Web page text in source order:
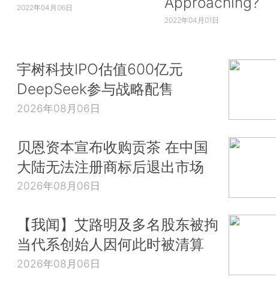
2022年04月06日
2022年04月01日
宇树科技IPO估值600亿元
DeepSeek参与战略配售
2026年08月06日
贝恩资本宣布收购贡茶 在中国
大陆无法注册商标后退出市场
2026年08月06日
【我闻】艾路明及多名股东被拘
当代系创始人因何此时被清算
2026年08月06日